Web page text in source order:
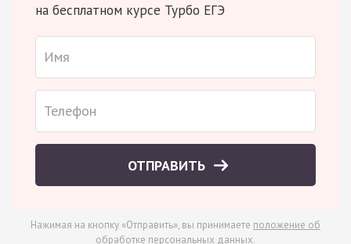
на бесплатном курсе Турбо ЕГЭ
ОТПРАВИТЬ
Нажимая на кнопку «Отправить», вы принимаете положение об
обработке персональных данных.